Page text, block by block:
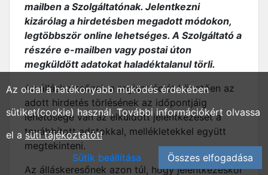
mailben a Szolgáltatónak. Jelentkezni
kizárólag a hirdetésben megadott módokon,
legtöbbször online lehetséges. A Szolgáltató a
részére e-mailben vagy postai úton
megküldött adatokat haladéktalanul törli.
Az álláskeresőnek a regisztrációt követően az
adott hirdetés törlésének az időpontjáig
lehetősége van az elküldött jelentkezését a
továbbított adatokkal, mellékletekkel együtt
megtekinteni.
Az álláskeresőnek azon túl, hogy jelentkezéskor
Az oldal a hatékonyabb működés érdekében
sütiket(cookie) használ. További információkért olvassa
el a süti tájékoztatót!
Sütik beállítása
Összes elfogadása